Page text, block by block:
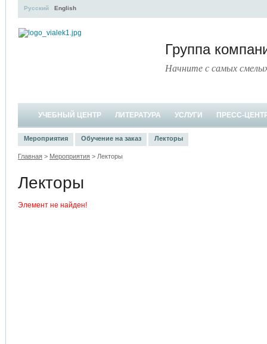
Группа
Начните с самых
Русский English
УЧЕБНЫЙ ЦЕНТР ЛИТЕРАТУРА УСЛУГИ ПРЕСС-
Мероприятия Обучение на заказ Лекторы
Главная > Мероприятия > Лекторы
Лекторы
Элемент не найден!